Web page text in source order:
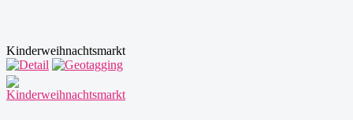
Kinderweihnachtsmarkt